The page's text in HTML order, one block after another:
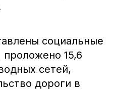
социальные
15,6
сетей,
дороги в